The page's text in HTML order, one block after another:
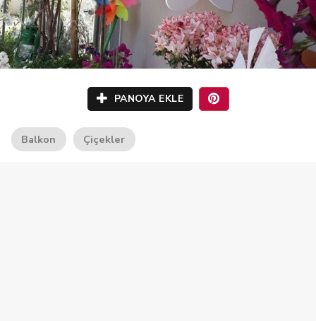
PANOYA EKLE
Balkon Çiçekler